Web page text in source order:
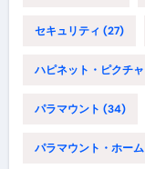
セキュリティ (27)
ハピネット・ピクチ
パラマウント (34)
パラマウント・ホー